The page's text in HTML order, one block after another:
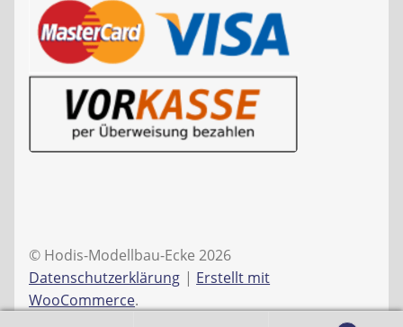
© Hodis-Modellbau-Ecke 2026
Datenschutzerklärung
Erstellt mit
WooCommerce.